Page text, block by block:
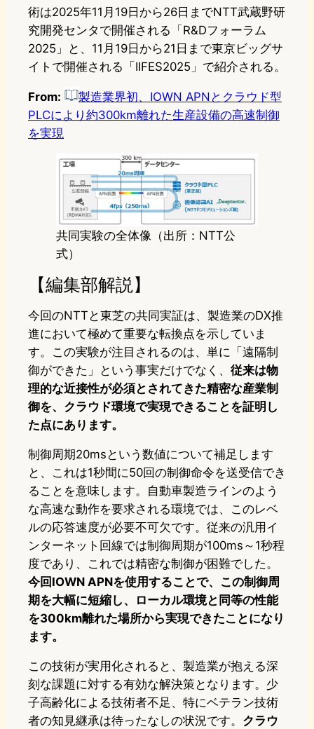
術は2025年11月19日から26日までNTT武蔵野研
究開発センタで開催される「R&Dフォーラム
2025」と、11月19日から21日まで東京ビッグサ
イトで開催される「IIFES2025」で紹介される。
From:
製造業界初、IOWN APNとクラウド型
PLCにより約300km離れた生産設備の高速制御
を実現
共同実験の全体像（出所：NTT公
式）
【編集部解説】
今回のNTTと東芝の共同実証は、製造業のDX推
進において極めて重要な転換点を示していま
す。この実験が注目されるのは、単に「遠隔制
御ができた」という事実だけでなく、 従来は物
理的な近接性が必須とされてきた精密な産業制
御を、クラウド環境で実現できることを証明し
た点にあります。
制御周期20msという数値について補足します
と、これは1秒間に50回の制御命令を送受信でき
ることを意味します。自動車製造ラインのよう
な高速な動作を要求される環境では、このレベ
ルの応答速度が必要不可欠です。従来の汎用イ
ンターネット回線では制御周期が100ms～1秒程
度であり、これでは精密な制御が困難でした。
今回IOWN APNを使用することで、この制御周
期を大幅に短縮し、ローカル環境と同等の性能
を300km離れた場所から実現できたことになり
ます。
この技術が実用化されると、製造業が抱える深
刻な課題に対する有効な解決策となります。少
子高齢化による技術者不足、特にベテラン技術
者の知見継承は待ったなしの状況です。 クラウ